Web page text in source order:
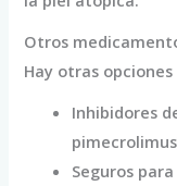
Otros
Hay otras
Inhibidores
Seguros